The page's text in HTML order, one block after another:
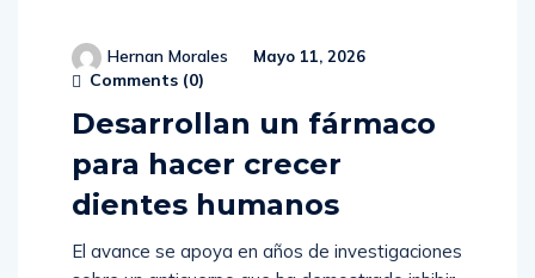
Hernan Morales Mayo 11, 2026
Comments (0)
Desarrollan un fármaco
para hacer crecer
dientes humanos
El avance se apoya en años de investigaciones